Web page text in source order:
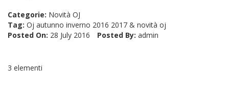
Categorie: Novità OJ
Tag: Oj autunno inverno 2016 2017 & novità oj
Posted On: 28 July 2016 Posted By: admin
3 elementi